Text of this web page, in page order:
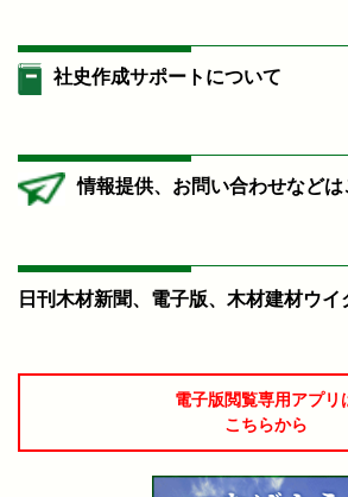
社史作成サポートについて
情報提供、お問い合わせなどは
日刊木材新聞、電子版、木材建材ウイ
電子版閲覧専用アプリ
こちらから